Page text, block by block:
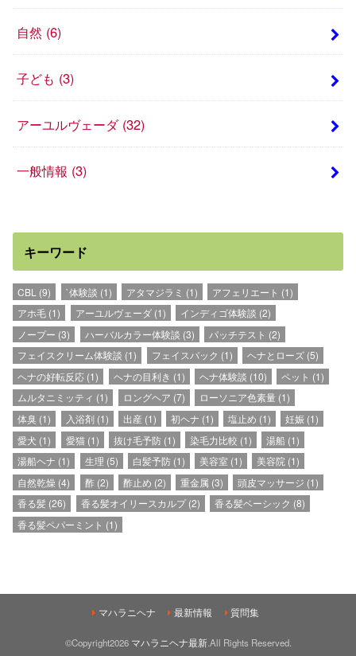
自然 (6)
子ども (3)
アーユルヴェーダ (32)
一般情報 (3)
キーワード
CBL (9) `体験談 (1) アタマジラミ (1) アフェリエート (1)
アホ毛 (1) アーユルヴェーダ(1) インディゴ体験談 (2)
ノープー (3) ハーバルカラー体験談 (3) パッチテスト (2)
フェイスクリーム体験談 (1) フェイスパック (1) ヘナとローズ(5)
ヘナの好転反応 (1) ヘナの目利き (1) ヘナ体験談 (10) ペット (1)
ムルタニミッティ (1) ロングヘア (7) ローソニア色素量(1)
体臭 (1) 入浴剤(1) 出産(1) 初ヘナ (1) 塩止め (1) 妊娠 (1)
愛犬 (1) 愛猫(1) 抜け毛予防(1) 染毛力比較 (1) 湯船 (1)
湯船ヘナ (1) 生理 (5) 白髪予防(1) 美容室 (1) 美容院 (1)
自然乾燥 (4) 酢(2) 酢止め (2) 重金属 (3) 頭皮マッサージ (1)
香る髪 (26) 香る髪オイリースカルプ(2) 香る髪ベーシック (8)
香る髪ペパーミント (1)
マハラニヘナ 最新情報 質問集
©Copyright2026 マハラニヘナ最新.All Rights Reserved.